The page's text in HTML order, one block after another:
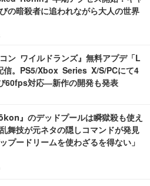
の暗殺者に追われながら大人の世界
ン ワイルドランズ』無料アプデ「L
。PS5/Xbox Series X/S/PCにて4
60fps対応―新作の開発も発表
』のデッドプールは瞬獄殺も使え
舞技が元ネタの隠しコマンドが発見
プードリームを使わざるを得ない」